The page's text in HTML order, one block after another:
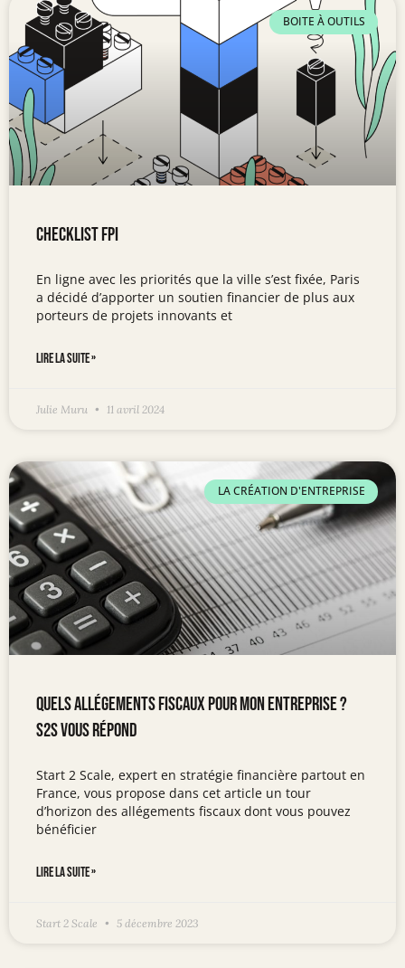
BOITE À OUTILS
Checklist FPI
En ligne avec les priorités que la ville s’est fixée, Paris
a décidé d’apporter un soutien financier de plus aux
porteurs de projets innovants et
LIRE LA SUITE »
Julie Muru 11 avril 2024
LA CRÉATION D'ENTREPRISE
Quels allégements fiscaux pour mon entreprise ?
S2S vous répond
Start 2 Scale, expert en stratégie financière partout en
France, vous propose dans cet article un tour
d’horizon des allégements fiscaux dont vous pouvez
bénéficier
LIRE LA SUITE »
Start 2 Scale 5 décembre 2023